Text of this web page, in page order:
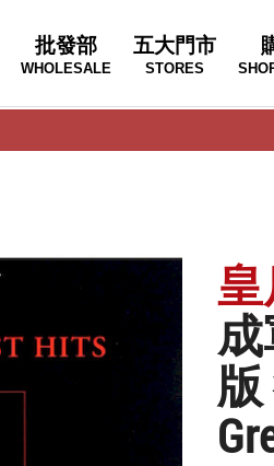
批發部
WHOLESALE
五大門市
STORES
皇